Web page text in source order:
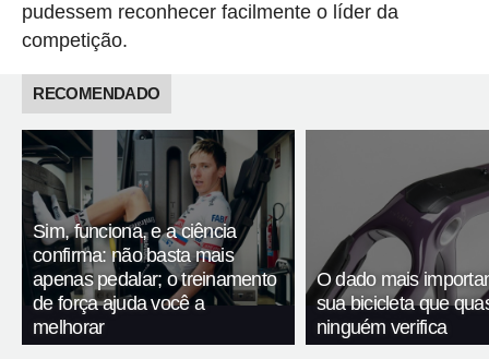
pudessem reconhecer facilmente o líder da
competição.
RECOMENDADO
Sim, funciona, e a ciência
confirma: não basta mais
apenas pedalar; o treinamento
de força ajuda você a
melhorar
O dado mais
sua bicicleta que
ninguém verifica